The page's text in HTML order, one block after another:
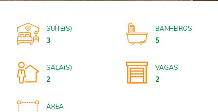
SUÍTE(S)
3
BANHEIROS
5
SALA(S)
2
VAGAS
2
ÁREA